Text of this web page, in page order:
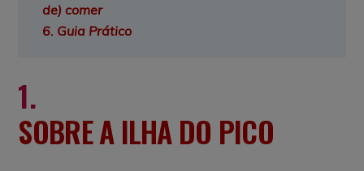
de) comer
6. Guia Prático
1.
SOBRE A ILHA DO PICO